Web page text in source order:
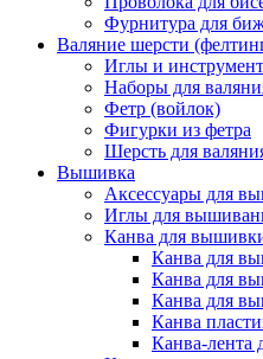
Фурнитура для
Валяние шерсти
Иглы и
Наборы для
Фетр (войлок)
Фигурки из фетра
Шерсть для
Вышивка
Аксессуары для
Иглы для
Канва для
Канва для
Канва для
Канва для
Канва
Канва-лента